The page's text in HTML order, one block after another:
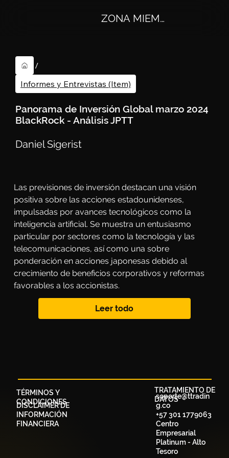
ZONA MIEMBROS
/
Informes y Entrevistas (Item)
Panorama de Inversión Global marzo 2024
BlackRock - Análisis JPTT
Daniel Sigerist
Las previsiones de inversión destacan una visión
positiva sobre las acciones estadounidenses,
impulsadas por avances tecnológicos como la
inteligencia artificial. Se muestra un entusiasmo
particular por sectores como la tecnología y las
telecomunicaciones, así como una sobre
ponderación en acciones japonesas debido al
crecimiento de beneficios corporativos y reformas
favorables a los accionistas.
Leer todo
TÉRMINOS Y
CONDICIONES
DISCLAIMER DE
INFORMACIÓN
FINANCIERA
TRATAMIENTO DE
DATOS
soporte@ttradin
g.co
+57 301 1779063
Centro
Empresarial
Platinum - Alto
Tesoro